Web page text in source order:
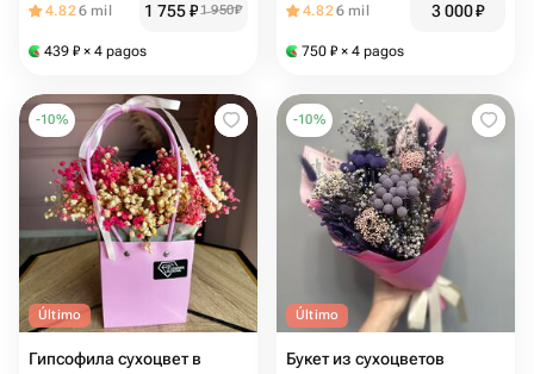
4.826 mil 1 755₽1 950₽
439 ₽ × 4 pagos
4.826 mil 3 000₽
750 ₽ × 4 pagos
-10%
Último
Гипсофила сухоцвет в
-10%
Último
Букет из сухоцветов